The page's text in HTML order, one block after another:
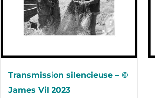
Transmission silencieuse – ©
James Vil 2023